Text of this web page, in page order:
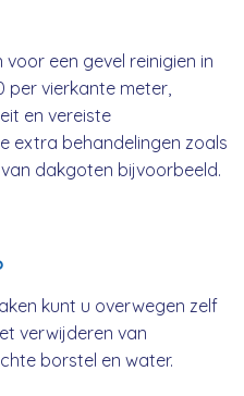
een gevel reinigien in
vierkante meter,
en vereiste
extra behandelingen zoals
dakgoten bijvoorbeeld.
kunt u overwegen zelf
verwijderen van
borstel en water.